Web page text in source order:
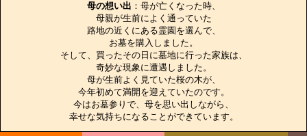
母の想い出 ：母が亡くなった時、
母親が生前によく通っていた
路地の近くにある霊園を選んで、
お墓を購入しました。
そして、買ったその日に墓地に行った家族は、
奇妙な現象に遭遇しました。
母が生前よく見ていた桜の木が、
今年初めて満開を迎えていたのです。
今はお墓参りで、母を思い出しながら、
幸せな気持ちになることができています。